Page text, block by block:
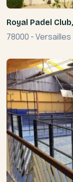
Royal Padel
78000 -Versailles